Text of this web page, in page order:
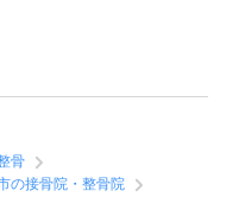
骨
の接骨院・整骨院